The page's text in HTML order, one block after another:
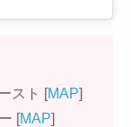
スト [MAP]
[MAP]